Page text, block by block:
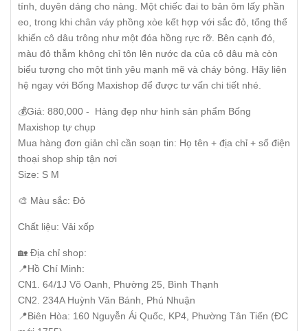
tính, duyên dáng cho nàng. Một chiếc đai to bản ôm lấy phần
eo, trong khi chân váy phồng xòe kết hợp với sắc đỏ, tổng thể
khiến cô dâu trông như một đóa hồng rực rỡ. Bên cạnh đó,
màu đỏ thẫm không chỉ tôn lên nước da của cô dâu mà còn
biểu tượng cho một tình yêu mạnh mẽ và cháy bỏng. Hãy liên
hệ ngay với Bống Maxishop để được tư vấn chi tiết nhé.
💰Giá: 880,000 - Hàng đẹp như hình sản phẩm Bống
Maxishop tự chụp
Mua hàng đơn giản chỉ cần soạn tin: Họ tên + địa chỉ + số điện
thoại shop ship tận nơi
Size: S M
🎨 Màu sắc: Đỏ
Chất liệu: Vải xốp
🏡 Địa chỉ shop:
📍Hồ Chí Minh:
CN1. 64/1J Võ Oanh, Phường 25, Bình Thạnh
CN2. 234A Huỳnh Văn Bánh, Phú Nhuận
📍Biên Hòa: 160 Nguyễn Ái Quốc, KP4, Phường Tân Tiến (ĐC